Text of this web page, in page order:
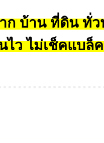
ก บ้าน ที่ดิน ทั่ว
ไว ไม่เช็คแบล็